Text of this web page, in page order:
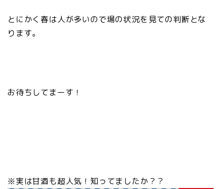
とにかく春は人が多いので場の状況を見ての判断とな
ります。
お待ちしてまーす！
※実は甘酒も超人気！知ってましたか？？